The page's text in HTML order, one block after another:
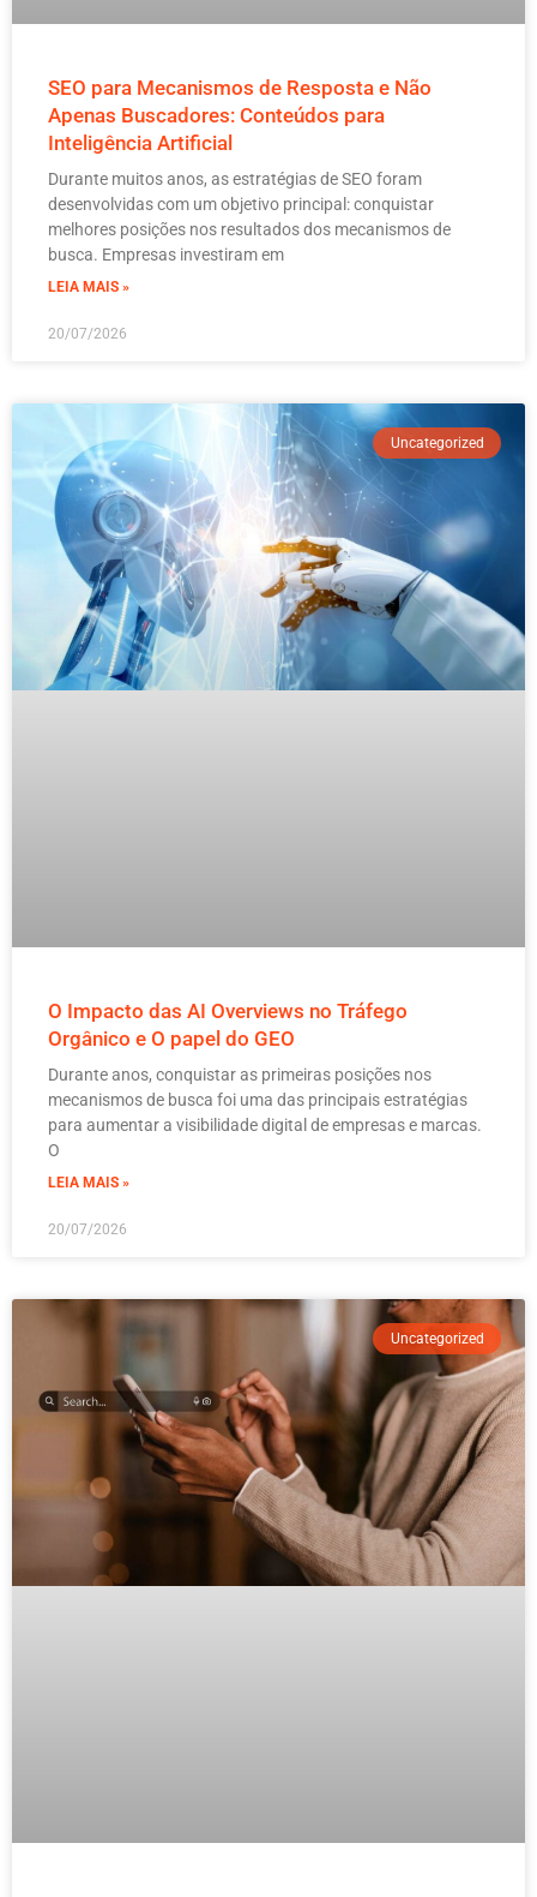
SEO para Mecanismos de Resposta e Não
Apenas Buscadores: Conteúdos para
Inteligência Artificial
Durante muitos anos, as estratégias de SEO foram
desenvolvidas com um objetivo principal: conquistar
melhores posições nos resultados dos mecanismos de
busca. Empresas investiram em
LEIA MAIS »
20/07/2026
Uncategorized
O Impacto das AI Overviews no Tráfego
Orgânico e O papel do GEO
Durante anos, conquistar as primeiras posições nos
mecanismos de busca foi uma das principais estratégias
para aumentar a visibilidade digital de empresas e marcas.
O
LEIA MAIS »
20/07/2026
Uncategorized